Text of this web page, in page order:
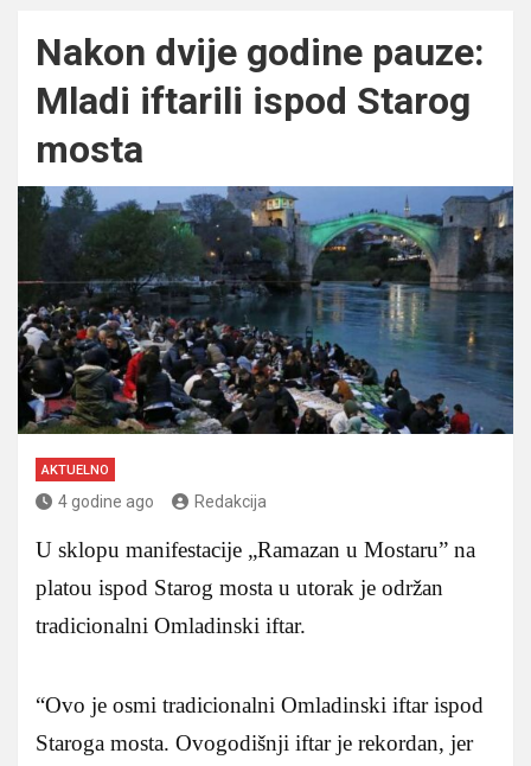
Nakon dvije godine pauze:
Mladi iftarili ispod Starog
mosta
AKTUELNO
4 godine ago Redakcija
U sklopu manifestacije „Ramazan u Mostaru” na
platou ispod Starog mosta u utorak je održan
tradicionalni Omladinski iftar.
“Ovo je osmi tradicionalni Omladinski iftar ispod
Staroga mosta. Ovogodišnji iftar je rekordan, jer